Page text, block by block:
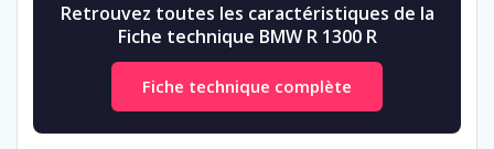
Retrouvez toutes les caractéristiques de la
Fiche technique BMW R 1300 R
Fiche technique complète